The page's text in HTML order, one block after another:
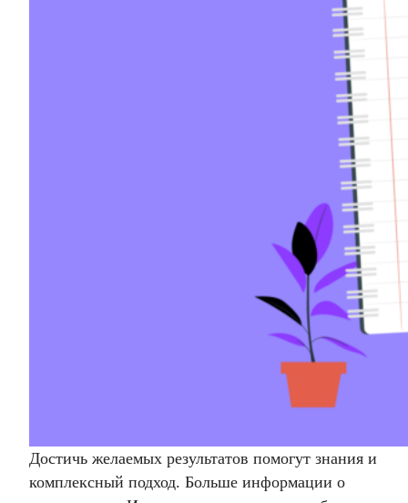
Достичь желаемых результатов помогут знания и
комплексный подход. Больше информации о